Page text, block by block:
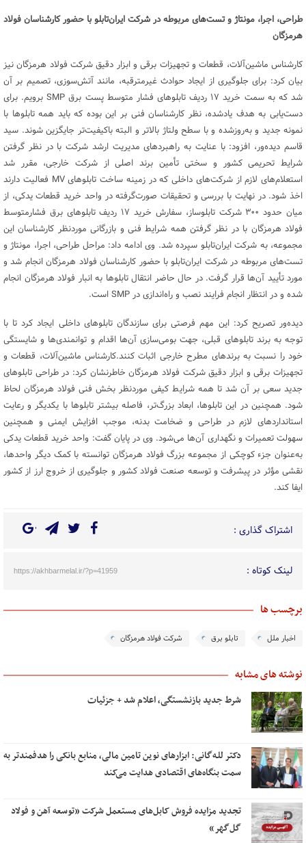
طراحی، اجرا، مونتاژ و تست‌های مربوطه در شرکت ایران‌تابلو با حضور کارشناسان فولاد
هرمزگان
کارشناس ماشین‌آلات، قطعات و تجهیزات برقی و ابزار دقیق شرکت فولاد هرمزگان نیز
بیان کرد: برای جلوگیری از ایجاد حوادث غیرمترقبه، مانند آتش‌سوزی، تصمیم بر آن
شد که به سمت خرید ۱۷ ردیف تابلوهای فشار متوسط پست برق SMP برویم. برای
دست‌یابی به هدف یادشده، نظر کارشناسان فنی بر این بوده که باید همه تابلوها با
نمونه جدید و به‌روزشده و با سطح ولتاژ بالاتر و البته باکیفیت‌تر جایگزین شوند. سید
قاسم دیده‌ور، افزود: با عنایت به راهبردهای مدیریت ارشد شرکت با در نظر گرفتن
شرایط تحریمی کشور و سختی تأمین برند اصلی از شرکت خارجی، مقرر شد
استعلام‌های لازم از شرکت‌های داخلی که در زمینه ساخت تابلوهای MV فعالیت دارند
اخذ شود. در نهایت با بررسی و تحقیقات صورت‌گرفته در واحد خرید قطعات یدکی، از
میان حدود ۳۰۰ شرکت تابلوساز، سفارش خرید ۱۷ ردیف تابلوهای برق فشارمتوسط
فولاد هرمزگان با در نظر گرفتن همه شرایط فنی و بازرگانی موردنظر کارشناسان این
مجموعه، به شرکت ایران‌تابلو سپرده شد. وی ادامه داد: مراحل طراحی، اجرا، مونتاژ و
تست‌های مربوطه در شرکت ایران‌تابلو با حضور کارشناسان فولاد هرمزگان انجام شد و
مورد تأیید آن‌ها قرار گرفت. در حال حاضر انتقال تابلوها به انبار فولاد هرمزگان انجام
شده و در انتظار انجام فرایند نصب و راه‌اندازی در SMP است.
دیده‌ور تصریح کرد: این مهم فرصتی برای سازندگان تابلوهای داخلی ایجاد کرد تا با
توجه به برند تابلوهای قبلی، جهت بومی‌سازی آن‌ها اقدام و توانمندی‌ها و شایستگی
خود را نسبت به برندهای مطرح خارجی اثبات کنند.کارشناس ماشین‌آلات، قطعات و
تجهیزات برقی و ابزار دقیق شرکت فولاد هرمزگان خاطرنشان کرد: در طراحی تابلوهای
جدید سعی بر آن شد تا همه شرایط کیفی موردنظر بخش فنی فولاد هرمزگان لحاظ
شود. همچنین در این تابلوها، ابعاد بزرگ‌تر، فاصله بیشتر تابلوها با یکدیگر و رعایت
استانداردهای لازم در طراحی و ضخامت بدنه، موجب افزایش ایمنی و همچنین
سهولت تعمیرات و نگهداری آن‌ها می‌شود. وی در پایان گفت: واحد خرید قطعات یدکی
به‌عنوان جزء کوچکی از مجموعه بزرگ فولاد هرمزگان توانسته با کمک دیگر واحدها،
نقشی مؤثر در پیشرفت و توسعه صنعت فولاد کشور و جلوگیری از خروج ارز از کشور
ایفا کند.
اشتراک گذاری :
لینک کوتاه : https://akhbarmelal.ir/?p=41959
برچسب ها
اخبار ملل تابلو برق شرکت فولاد هرمزگان
نوشته های مشابه
شرط جدید بازنشستگی، اعلام شد + جزئیات
دکتر للـه‌گانی: ابزارهای نوین تامین مالی، منابع بانکی را هدفمندتر به
سمت بنگاه‌های اقتصادی هدایت می‌کند
تجدید مزایده فروش کابل‌های مستعمل شرکت «توسعه آهن و فولاد
گل‌گهر»